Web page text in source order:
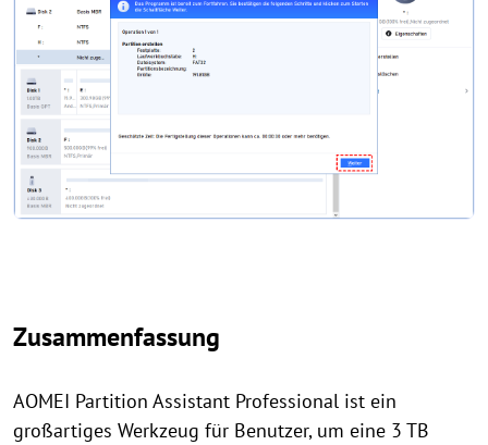
Zusammenfassung
AOMEI Partition Assistant Professional ist ein
großartiges Werkzeug für Benutzer, um eine 3 TB